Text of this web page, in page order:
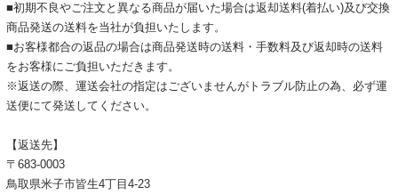
■初期不良やご注文と異なる商品が届いた場合は返却送料(着払い)及び交換
商品発送の送料を当社が負担いたします。
■お客様都合の返品の場合は商品発送時の送料・手数料及び返却時の送料
をお客様にご負担いただきます。
※返送の際、運送会社の指定はございませんがトラブル防止の為、必ず運
送便にて発送してください。
【返送先】
〒683-0003
鳥取県米子市皆生4丁目4-23